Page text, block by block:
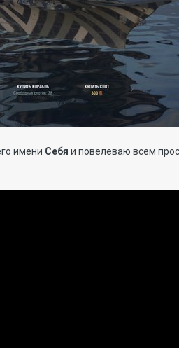
имени Себя и повелеваю всем